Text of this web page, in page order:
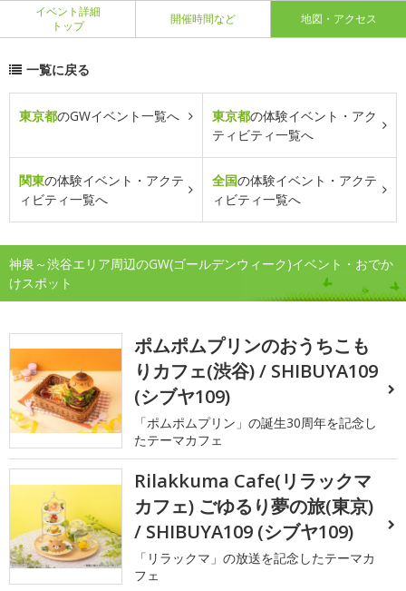
イベント詳細
トップ
開催時間など 地図・アクセス
一覧に戻る
東京都のGWイベント一覧へ 東京都の体験イベント・アク
ティビティ一覧へ
関東の体験イベント・アクテ
ィビティ一覧へ
全国の体験イベント・アクテ
ィビティ一覧へ
神泉～渋谷エリア周辺のGW(ゴールデンウィーク)イベント・おでか
けスポット
ポムポムプリンのおうちこも
りカフェ(渋谷) / SHIBUYA109
(シブヤ109)
「ポムポムプリン」の誕生30周年を記念し
たテーマカフェ
Rilakkuma Cafe(リラックマ
カフェ) ごゆるり夢の旅(東京)
/ SHIBUYA109 (シブヤ109)
「リラックマ」の放送を記念したテーマカ
フェ